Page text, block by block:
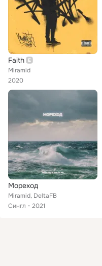
Faith
Miramid
2020
Мореход
Miramid, DeltaFB
Сингл
2021